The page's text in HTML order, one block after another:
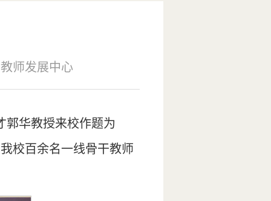
师发展中心
郭华教授来校作题为
校百余名一线骨干教师